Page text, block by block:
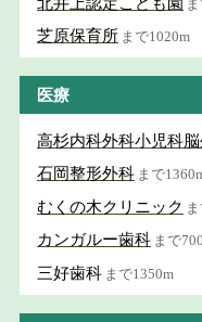
芝原保育所 まで1020m
医療
高杉内科外科小児科
石岡整形外科 まで
むくの木クリニック
カンガルー歯科 まで
三好歯科 まで1350m